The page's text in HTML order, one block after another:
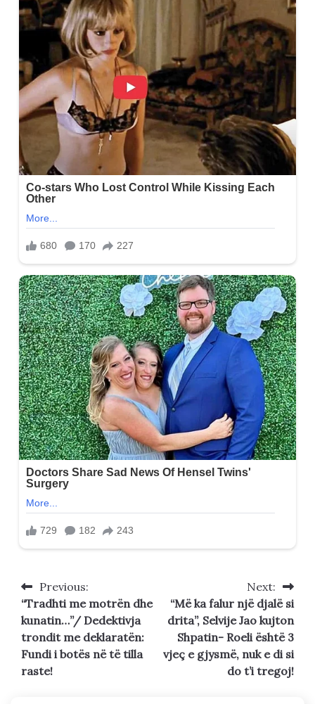
Post
navigation
Previous:
“Tradhti me motrën dhe
kunatin…”/ Dedektivja
trondit me deklaratën:
Fundi i botës në të tilla
raste!
Next:
“Më ka falur një djalë si
drita”, Selvije Jao kujton
Shpatin- Roeli është 3
vjeç e gjysmë, nuk e di si
do t’i tregoj!